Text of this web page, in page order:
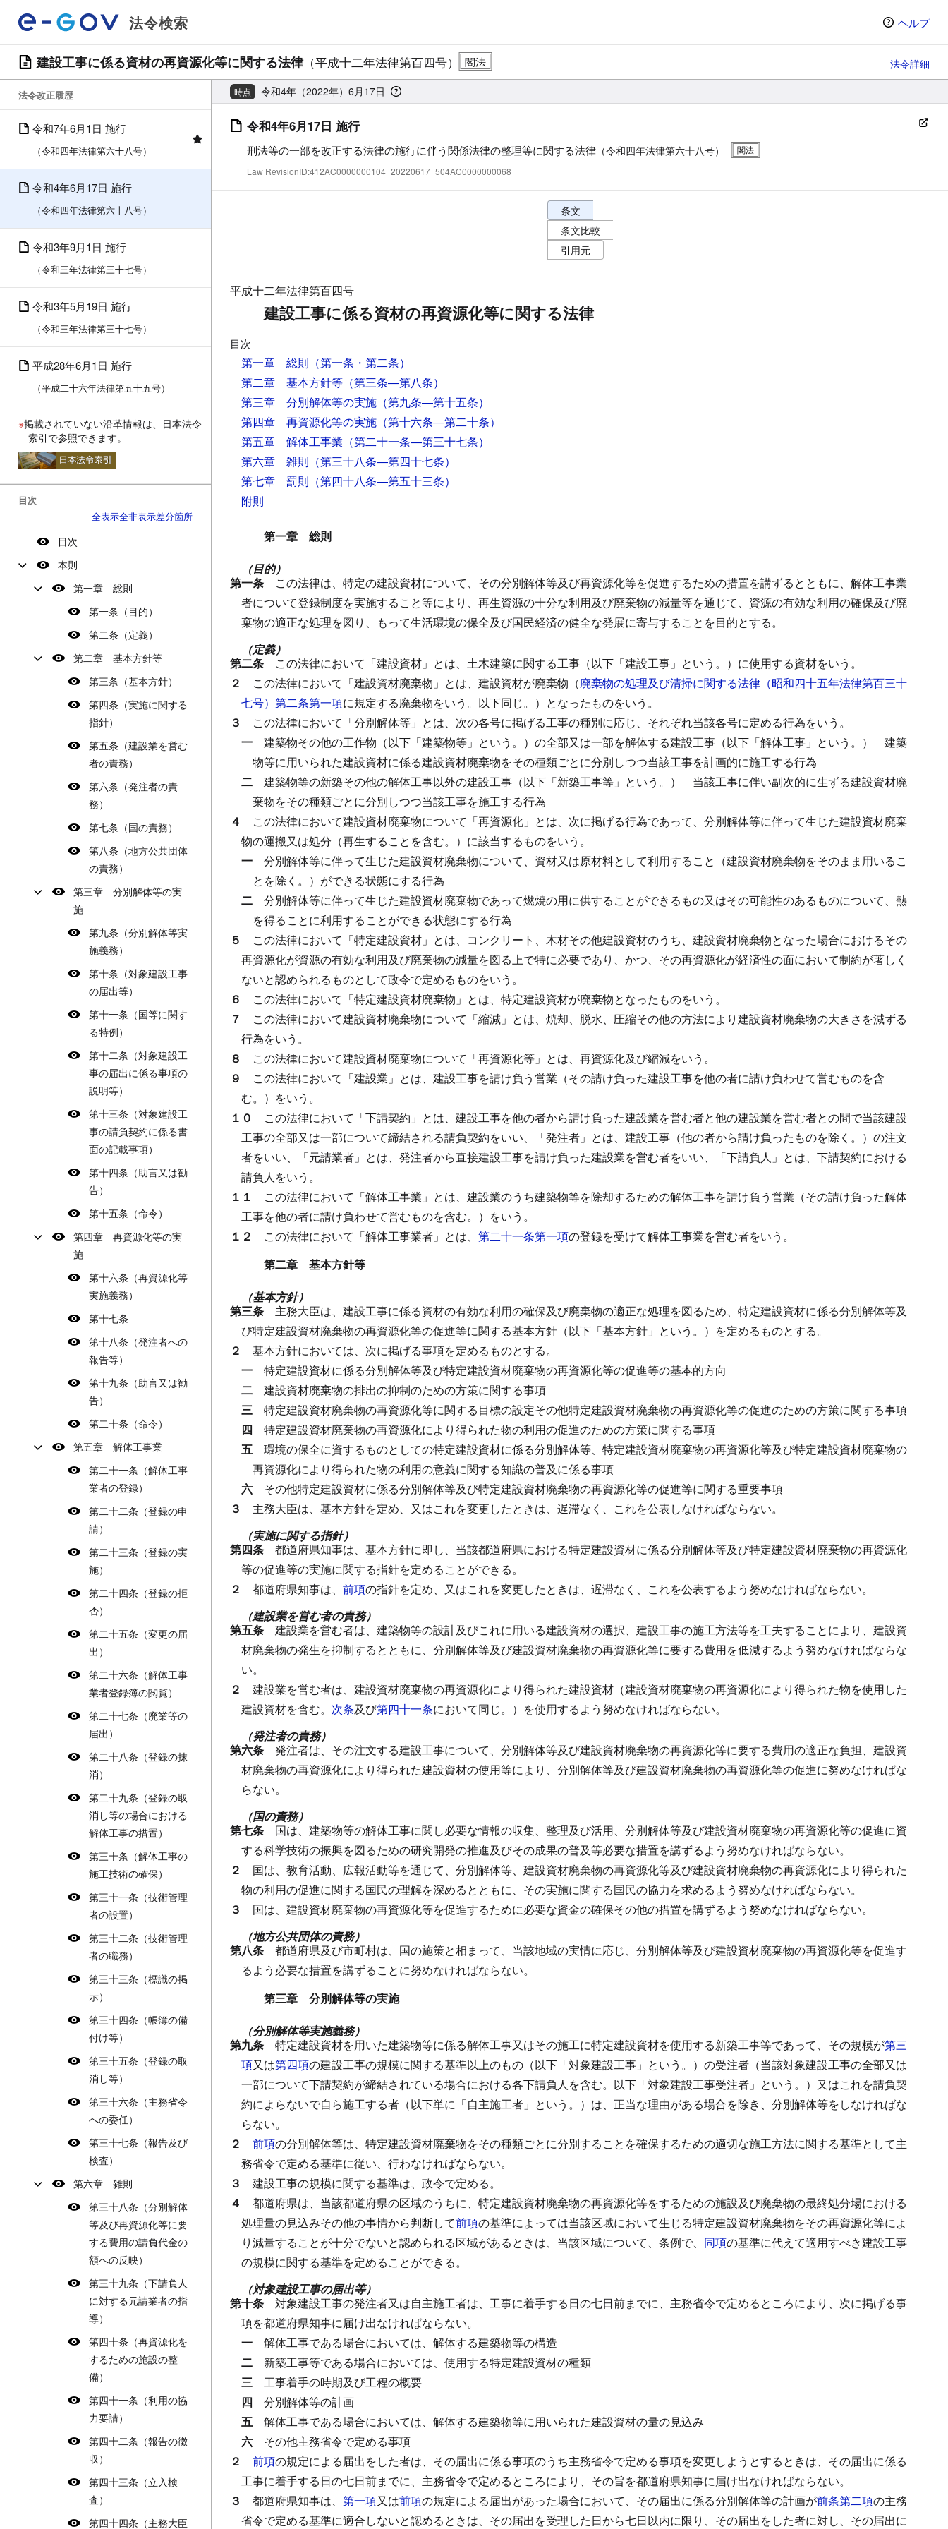
法令検索 ヘルプ
建設工事に係る資材の再資源化等に関する法律（平成十二年法律第百四号） 法令詳細
法令改正履歴
令和7年6月1日 施行
（令和四年法律第六十八号）
令和4年6月17日 施行
（令和四年法律第六十八号）
令和3年9月1日 施行
（令和三年法律第三十七号）
令和3年5月19日 施行
（令和三年法律第三十七号）
平成28年6月1日 施行
（平成二十六年法律第五十五号）
※掲載されていない沿革情報は、日本法令
索引で参照できます。
目次
全表示全非表示差分箇所
目次
本則
第一章 総則
第一条（目的）
第二条（定義）
第二章 基本方針等
第三条（基本方針）
第四条（実施に関する
指針）
第五条（建設業を営む
者の責務）
第六条（発注者の責
務）
第七条（国の責務）
第八条（地方公共団体
の責務）
第三章 分別解体等の実
施
第九条（分別解体等実
施義務）
第十条（対象建設工事
の届出等）
第十一条（国等に関す
る特例）
第十二条（対象建設工
事の届出に係る事項の
説明等）
第十三条（対象建設工
事の請負契約に係る書
面の記載事項）
第十四条（助言又は勧
告）
第十五条（命令）
第四章 再資源化等の実
施
第十六条（再資源化等
実施義務）
第十七条
第十八条（発注者への
報告等）
第十九条（助言又は勧
告）
第二十条（命令）
第五章 解体工事業
第二十一条（解体工事
業者の登録）
第二十二条（登録の申
請）
第二十三条（登録の実
施）
第二十四条（登録の拒
否）
第二十五条（変更の届
出）
第二十六条（解体工事
業者登録簿の閲覧）
第二十七条（廃業等の
届出）
第二十八条（登録の抹
消）
第二十九条（登録の取
消し等の場合における
解体工事の措置）
第三十条（解体工事の
施工技術の確保）
第三十一条（技術管理
者の設置）
第三十二条（技術管理
者の職務）
第三十三条（標識の掲
示）
第三十四条（帳簿の備
付け等）
第三十五条（登録の取
消し等）
第三十六条（主務省令
への委任）
第三十七条（報告及び
検査）
第六章 雑則
第三十八条（分別解体
等及び再資源化等に要
する費用の請負代金の
額への反映）
第三十九条（下請負人
に対する元請業者の指
導）
第四十条（再資源化を
するための施設の整
備）
第四十一条（利用の協
力要請）
第四十二条（報告の徴
収）
第四十三条（立入検
査）
第四十四条（主務大臣
時点 令和4年（2022年）6月17日
令和4年6月17日 施行
刑法等の一部を改正する法律の施行に伴う関係法律の整理等に関する法律 （令和四年法律第六十八号）
Law RevisionID:412AC0000000104_20220617_504AC0000000068
条文表示オプション（選択すると条文の表示方法が変わります）
条文
条文比較
引用元
平成十二年法律第百四号
建設工事に係る資材の再資源化等に関する法律
目次
第一章 総則 （第一条・第二条）
第二章 基本方針等 （第三条―第八条）
第三章 分別解体等の実施 （第九条―第十五条）
第四章 再資源化等の実施 （第十六条―第二十条）
第五章 解体工事業 （第二十一条―第三十七条）
第六章 雑則 （第三十八条―第四十七条）
第七章 罰則 （第四十八条―第五十三条）
附則
第一章 総則
（目的）
第一条 この法律は、特定の建設資材について、その分別解体等及び再資源化等を促進するための措置を講ずるとともに、解体工事業
者について登録制度を実施すること等により、再生資源の十分な利用及び廃棄物の減量等を通じて、資源の有効な利用の確保及び廃
棄物の適正な処理を図り、もって生活環境の保全及び国民経済の健全な発展に寄与することを目的とする。
（定義）
第二条 この法律において「建設資材」とは、土木建築に関する工事（以下「建設工事」という。）に使用する資材をいう。
２ この法律において「建設資材廃棄物」とは、建設資材が廃棄物（廃棄物の処理及び清掃に関する法律（昭和四十五年法律第百三十
七号）第二条第一項に規定する廃棄物をいう。以下同じ。）となったものをいう。
３ この法律において「分別解体等」とは、次の各号に掲げる工事の種別に応じ、それぞれ当該各号に定める行為をいう。
一 建築物その他の工作物（以下「建築物等」という。）の全部又は一部を解体する建設工事（以下「解体工事」という。）
建築
物等に用いられた建設資材に係る建設資材廃棄物をその種類ごとに分別しつつ当該工事を計画的に施工する行為
二 建築物等の新築その他の解体工事以外の建設工事（以下「新築工事等」という。）
当該工事に伴い副次的に生ずる建設資材廃
棄物をその種類ごとに分別しつつ当該工事を施工する行為
４ この法律において建設資材廃棄物について「再資源化」とは、次に掲げる行為であって、分別解体等に伴って生じた建設資材廃棄
物の運搬又は処分（再生することを含む。）に該当するものをいう。
一 分別解体等に伴って生じた建設資材廃棄物について、資材又は原材料として利用すること（建設資材廃棄物をそのまま用いるこ
とを除く。）ができる状態にする行為
二 分別解体等に伴って生じた建設資材廃棄物であって燃焼の用に供することができるもの又はその可能性のあるものについて、熱
を得ることに利用することができる状態にする行為
５ この法律において「特定建設資材」とは、コンクリート、木材その他建設資材のうち、建設資材廃棄物となった場合におけるその
再資源化が資源の有効な利用及び廃棄物の減量を図る上で特に必要であり、かつ、その再資源化が経済性の面において制約が著しく
ないと認められるものとして政令で定めるものをいう。
６ この法律において「特定建設資材廃棄物」とは、特定建設資材が廃棄物となったものをいう。
７ この法律において建設資材廃棄物について「縮減」とは、焼却、脱水、圧縮その他の方法により建設資材廃棄物の大きさを減ずる
行為をいう。
８ この法律において建設資材廃棄物について「再資源化等」とは、再資源化及び縮減をいう。
９ この法律において「建設業」とは、建設工事を請け負う営業（その請け負った建設工事を他の者に請け負わせて営むものを含
む。）をいう。
１０ この法律において「下請契約」とは、建設工事を他の者から請け負った建設業を営む者と他の建設業を営む者との間で当該建設
工事の全部又は一部について締結される請負契約をいい、「発注者」とは、建設工事（他の者から請け負ったものを除く。）の注文
者をいい、「元請業者」とは、発注者から直接建設工事を請け負った建設業を営む者をいい、「下請負人」とは、下請契約における
請負人をいう。
１１ この法律において「解体工事業」とは、建設業のうち建築物等を除却するための解体工事を請け負う営業（その請け負った解体
工事を他の者に請け負わせて営むものを含む。）をいう。
１２ この法律において「解体工事業者」とは、 第二十一条第一項の登録を受けて解体工事業を営む者をいう。
第二章 基本方針等
（基本方針）
第三条 主務大臣は、建設工事に係る資材の有効な利用の確保及び廃棄物の適正な処理を図るため、特定建設資材に係る分別解体等及
び特定建設資材廃棄物の再資源化等の促進等に関する基本方針（以下「基本方針」という。）を定めるものとする。
２ 基本方針においては、次に掲げる事項を定めるものとする。
一 特定建設資材に係る分別解体等及び特定建設資材廃棄物の再資源化等の促進等の基本的方向
二 建設資材廃棄物の排出の抑制のための方策に関する事項
三 特定建設資材廃棄物の再資源化等に関する目標の設定その他特定建設資材廃棄物の再資源化等の促進のための方策に関する事項
四 特定建設資材廃棄物の再資源化により得られた物の利用の促進のための方策に関する事項
五 環境の保全に資するものとしての特定建設資材に係る分別解体等、特定建設資材廃棄物の再資源化等及び特定建設資材廃棄物の
再資源化により得られた物の利用の意義に関する知識の普及に係る事項
六 その他特定建設資材に係る分別解体等及び特定建設資材廃棄物の再資源化等の促進等に関する重要事項
３ 主務大臣は、基本方針を定め、又はこれを変更したときは、遅滞なく、これを公表しなければならない。
（実施に関する指針）
第四条 都道府県知事は、基本方針に即し、当該都道府県における特定建設資材に係る分別解体等及び特定建設資材廃棄物の再資源化
等の促進等の実施に関する指針を定めることができる。
２ 都道府県知事は、 前項の指針を定め、又はこれを変更したときは、遅滞なく、これを公表するよう努めなければならない。
（建設業を営む者の責務）
第五条 建設業を営む者は、建築物等の設計及びこれに用いる建設資材の選択、建設工事の施工方法等を工夫することにより、建設資
材廃棄物の発生を抑制するとともに、分別解体等及び建設資材廃棄物の再資源化等に要する費用を低減するよう努めなければならな
い。
２ 建設業を営む者は、建設資材廃棄物の再資源化により得られた建設資材（建設資材廃棄物の再資源化により得られた物を使用した
建設資材を含む。 次条及び第四十一条において同じ。）を使用するよう努めなければならない。
（発注者の責務）
第六条 発注者は、その注文する建設工事について、分別解体等及び建設資材廃棄物の再資源化等に要する費用の適正な負担、建設資
材廃棄物の再資源化により得られた建設資材の使用等により、分別解体等及び建設資材廃棄物の再資源化等の促進に努めなければな
らない。
（国の責務）
第七条 国は、建築物等の解体工事に関し必要な情報の収集、整理及び活用、分別解体等及び建設資材廃棄物の再資源化等の促進に資
する科学技術の振興を図るための研究開発の推進及びその成果の普及等必要な措置を講ずるよう努めなければならない。
２ 国は、教育活動、広報活動等を通じて、分別解体等、建設資材廃棄物の再資源化等及び建設資材廃棄物の再資源化により得られた
物の利用の促進に関する国民の理解を深めるとともに、その実施に関する国民の協力を求めるよう努めなければならない。
３ 国は、建設資材廃棄物の再資源化等を促進するために必要な資金の確保その他の措置を講ずるよう努めなければならない。
（地方公共団体の責務）
第八条 都道府県及び市町村は、国の施策と相まって、当該地域の実情に応じ、分別解体等及び建設資材廃棄物の再資源化等を促進す
るよう必要な措置を講ずることに努めなければならない。
第三章 分別解体等の実施
（分別解体等実施義務）
第九条 特定建設資材を用いた建築物等に係る解体工事又はその施工に特定建設資材を使用する新築工事等であって、その規模が第三
項又は第四項の建設工事の規模に関する基準以上のもの（以下「対象建設工事」という。）の受注者（当該対象建設工事の全部又は
一部について下請契約が締結されている場合における各下請負人を含む。以下「対象建設工事受注者」という。）又はこれを請負契
約によらないで自ら施工する者（以下単に「自主施工者」という。）は、正当な理由がある場合を除き、分別解体等をしなければな
らない。
２ 前項の分別解体等は、特定建設資材廃棄物をその種類ごとに分別することを確保するための適切な施工方法に関する基準として主
務省令で定める基準に従い、行わなければならない。
３ 建設工事の規模に関する基準は、政令で定める。
４ 都道府県は、当該都道府県の区域のうちに、特定建設資材廃棄物の再資源化等をするための施設及び廃棄物の最終処分場における
処理量の見込みその他の事情から判断して前項の基準によっては当該区域において生じる特定建設資材廃棄物をその再資源化等によ
り減量することが十分でないと認められる区域があるときは、当該区域について、条例で、 同項の基準に代えて適用すべき建設工事
の規模に関する基準を定めることができる。
（対象建設工事の届出等）
第十条 対象建設工事の発注者又は自主施工者は、工事に着手する日の七日前までに、主務省令で定めるところにより、次に掲げる事
項を都道府県知事に届け出なければならない。
一 解体工事である場合においては、解体する建築物等の構造
二 新築工事等である場合においては、使用する特定建設資材の種類
三 工事着手の時期及び工程の概要
四 分別解体等の計画
五 解体工事である場合においては、解体する建築物等に用いられた建設資材の量の見込み
六 その他主務省令で定める事項
２ 前項の規定による届出をした者は、その届出に係る事項のうち主務省令で定める事項を変更しようとするときは、その届出に係る
工事に着手する日の七日前までに、主務省令で定めるところにより、その旨を都道府県知事に届け出なければならない。
３ 都道府県知事は、 第一項又は前項の規定による届出があった場合において、その届出に係る分別解体等の計画が前条第二項の主務
省令で定める基準に適合しないと認めるときは、その届出を受理した日から七日以内に限り、その届出をした者に対し、その届出に